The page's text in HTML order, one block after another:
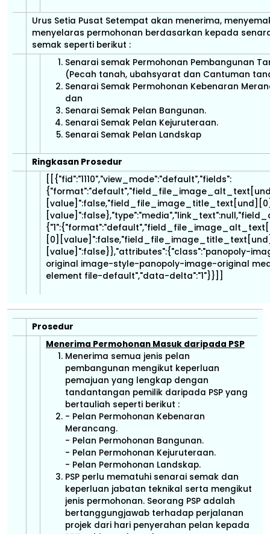
Urus Setia Pusat Setempat akan menerima,
menyelaras permohonan berdasarkan kepada
semak seperti berikut :
Senarai semak Permohonan Pembangunan
(Pecah tanah, ubahsyarat dan Cantuman
Senarai Semak Permohonan Kebenaran
dan
Senarai Semak Pelan Bangunan.
Senarai Semak Pelan Kejuruteraan.
Senarai Semak Pelan Landskap
Ringkasan Prosedur
[[{"fid":"1110","view_mode":"default","fields":
[value]":false}},"attributes":{"class":"panopoly-
original image-style-panopoly-image-original
element file-default","data-delta":"1"}}]]
Prosedur
Menerima Permohonan Masuk daripada PSP
Menerima semua jenis pelan
pembangunan mengikut keperluan
pemajuan yang lengkap dengan
tandantangan pemilik daripada PSP yang
bertauliah seperti berikut :
- Pelan Permohonan Kebenaran
Merancang.
- Pelan Permohonan Bangunan.
- Pelan Permohonan Kejuruteraan.
- Pelan Permohonan Landskap.
PSP perlu mematuhi senarai semak dan
keperluan jabatan teknikal serta mengikut
jenis permohonan. Seorang PSP adalah
bertanggungjawab terhadap perjalanan
projek dari hari penyerahan pelan kepada